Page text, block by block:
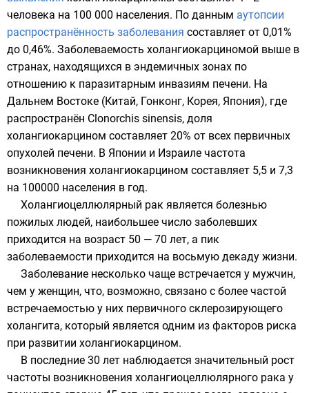
человека на 100 000 населения. По данным аутопсии
распространённость заболевания составляет от 0,01%
до 0,46%. Заболеваемость холангиокарциномой выше в
странах, находящихся в эндемичных зонах по
отношению к паразитарным инвазиям печени. На
Дальнем Востоке (Китай, Гонконг, Корея, Япония), где
распространён Clonorchis sinensis, доля
холангиокарцином составляет 20% от всех первичных
опухолей печени. В Японии и Израиле частота
возникновения холангиокарцином составляет 5,5 и 7,3
на 100000 населения в год.
Холангиоцеллюлярный рак является болезнью
пожилых людей, наибольшее число заболевших
приходится на возраст 50 — 70 лет, а пик
заболеваемости приходится на восьмую декаду жизни.
Заболевание несколько чаще встречается у мужчин,
чем у женщин, что, возможно, связано с более частой
встречаемостью у них первичного склерозирующего
холангита, который является одним из факторов риска
при развитии холангиокарцином.
В последние 30 лет наблюдается значительный рост
частоты возникновения холангиоцеллюлярного рака у